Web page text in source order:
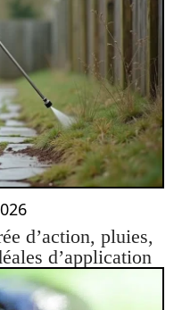
d’action, pluies,
d’application